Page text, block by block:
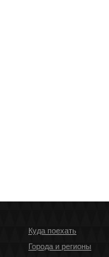
Куда поехать
Города и регионы